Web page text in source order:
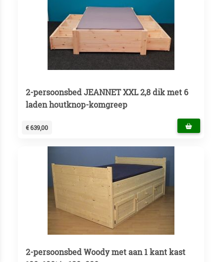
2-persoonsbed JEANNET XXL 2,8 dik met 6
laden houtknop-komgreep
€ 639,00
2-persoonsbed Woody met aan 1 kant kast